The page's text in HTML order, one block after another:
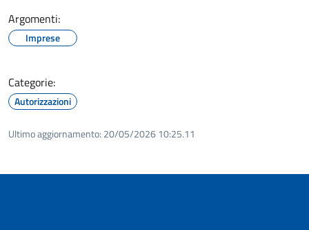
Argomenti:
Imprese
Categorie:
Autorizzazioni
Ultimo aggiornamento: 20/05/2026 10:25.11